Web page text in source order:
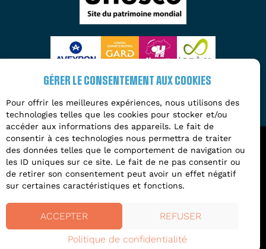
GÉRER LE CONSENTEMENT AUX COOKIES
Pour offrir les meilleures expériences, nous utilisons des
technologies telles que les cookies pour stocker et/ou
accéder aux informations des appareils. Le fait de
consentir à ces technologies nous permettra de traiter
des données telles que le comportement de navigation ou
les ID uniques sur ce site. Le fait de ne pas consentir ou
de retirer son consentement peut avoir un effet négatif
sur certaines caractéristiques et fonctions.
ACCEPTER REFUSER
Politique de confidentialité
2026 - Tous droits réservés à l'Entente
Interdépartementale des Causses et des Cévennes
CONFIDENTIALITÉ-PLAN DU SITE
ACCESSIBILITÉ- CONCEPTION & DÉVELOPPEMENT :
MULTIMÉDIA